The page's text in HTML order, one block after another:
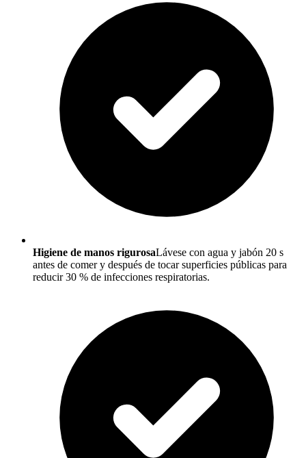
Higiene de manos rigurosaLávese con agua y jabón 20 s
antes de comer y después de tocar superficies públicas para
reducir 30 % de infecciones respiratorias.